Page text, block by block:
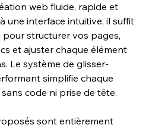
web fluide, rapide et
à une interface intuitive, il suffit
pour structurer vos pages,
et ajuster chaque élément
Le système de glisser-
simplifie chaque
code ni prise de tête.
sont entièrement